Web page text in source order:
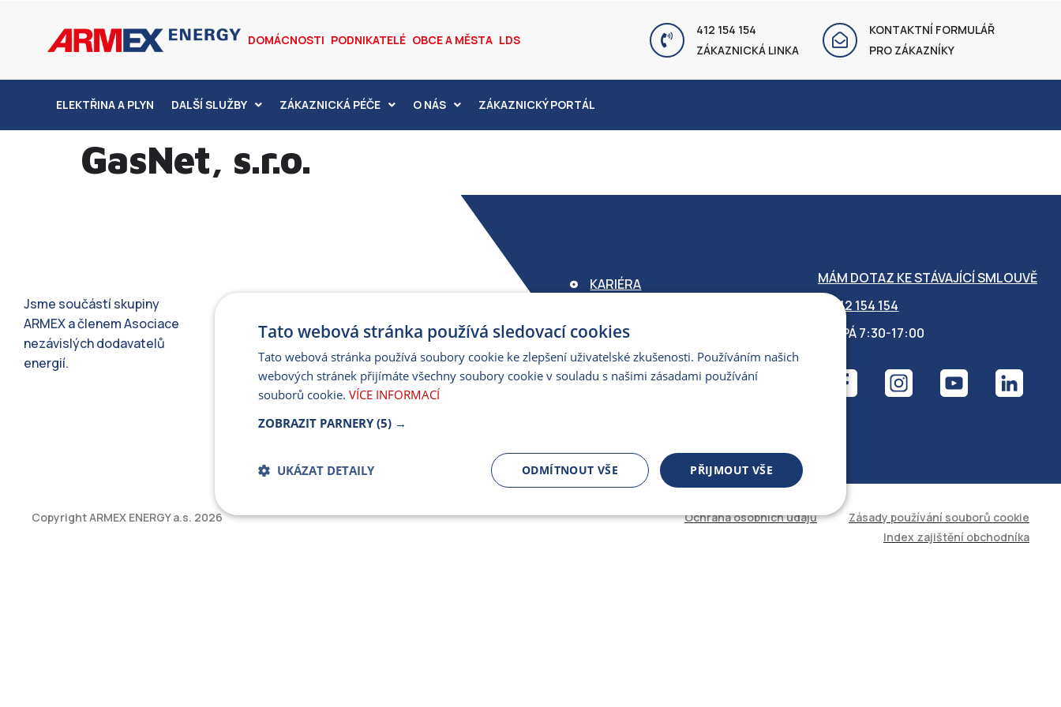
DOMÁCNOSTI PODNIKATELÉ OBCE A MĚSTA LDS
412 154 154
ZÁKAZNICKÁ LINKA
KONTAKTNÍ FORMULÁŘ
PRO ZÁKAZNÍKY
ELEKTŘINA A PLYN DALŠÍ SLUŽBY ZÁKAZNICKÁ PÉČE O NÁS ZÁKAZNICKÝ PORTÁL
GasNet, s.r.o.
Jsme součástí skupiny
ARMEX a členem Asociace
nezávislých dodavatelů
energií.
KARIÉRA
ZÁRUKA ELEKTROMOBILITY
PARTNERSKÝ PORTÁL
MÁM DOTAZ KE STÁVAJÍCÍ SMLOUVĚ
412 154 154
PO-PÁ 7:30-17:00
Copyright ARMEX ENERGY a.s. 2026 Ochrana osobních údajů
Zásady používání souborů cookie
Index zajištění obchodníka
Tato webová stránka používá sledovací cookies
Tato webová stránka používá soubory cookie ke zlepšení uživatelské zkušenosti. Používáním našich
webových stránek přijímáte všechny soubory cookie v souladu s našimi zásadami používání
souborů cookie. VÍCE INFORMACÍ
ZOBRAZIT PARNERY (5) →
PŘIJMOUT VŠE
ODMÍTNOUT VŠE
UKÁZAT DETAILY
Bezpodmínečně nutné
Výkonnostní Cílení souborů